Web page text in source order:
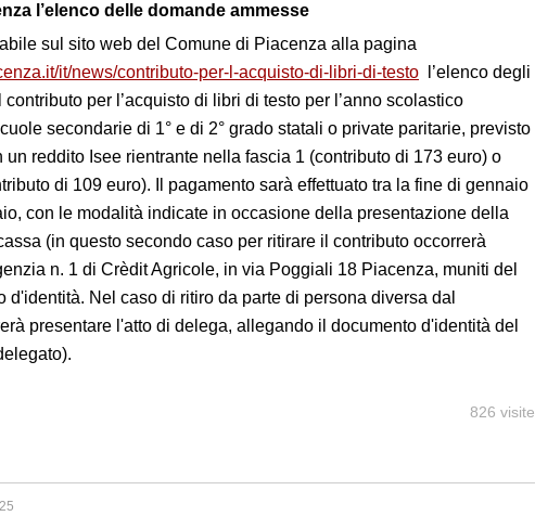
l’elenco delle domande ammesse
sul sito web del Comune di Piacenza alla pagina
it/news/contributo-per-l-acquisto-di-libri-di-testo l’elenco degli
per l’acquisto di libri di testo per l’anno scolastico
secondarie di 1° e di 2° grado statali o private paritarie, previsto
un reddito Isee rientrante nella fascia 1 (contributo di 173 euro) o
di 109 euro). Il pagamento sarà effettuato tra la fine di gennaio
con le modalità indicate in occasione della presentazione della
(in questo secondo caso per ritirare il contributo occorrerà
n. 1 di Crèdit Agricole, in via Poggiali 18 Piacenza, muniti del
d'identità. Nel caso di ritiro da parte di persona diversa dal
presentare l'atto di delega, allegando il documento d'identità del
826 visite